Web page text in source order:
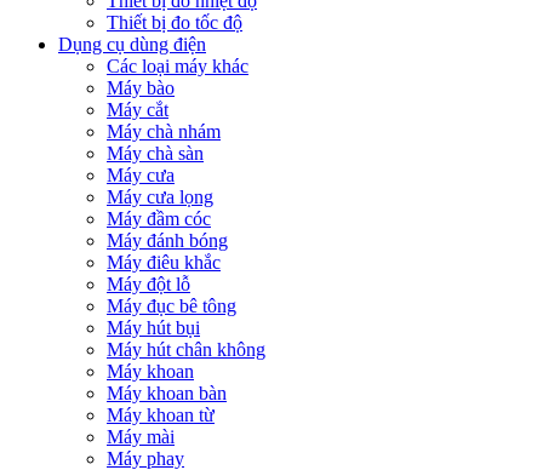
Thiết bị đo tốc độ
Dụng cụ dùng điện
Các loại máy khác
Máy bào
Máy cắt
Máy chà nhám
Máy chà sàn
Máy cưa
Máy cưa lọng
Máy đầm cóc
Máy đánh bóng
Máy điêu khắc
Máy đột lỗ
Máy đục bê tông
Máy hút bụi
Máy hút chân không
Máy khoan
Máy khoan bàn
Máy khoan từ
Máy mài
Máy phay